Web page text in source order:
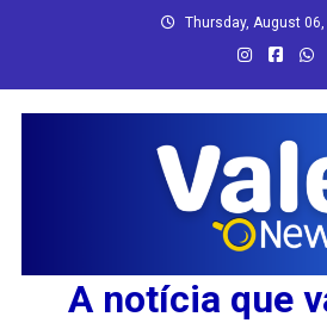
Thursday, August 06,
A notícia que